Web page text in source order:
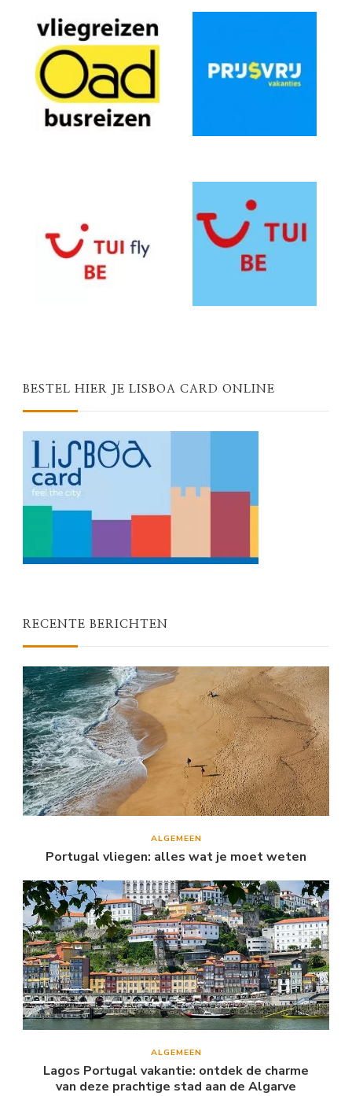
BESTEL HIER JE LISBOA CARD ONLINE
RECENTE BERICHTEN
ALGEMEEN
Portugal vliegen: alles wat je moet weten
ALGEMEEN
Lagos Portugal vakantie: ontdek de charme
van deze prachtige stad aan de Algarve